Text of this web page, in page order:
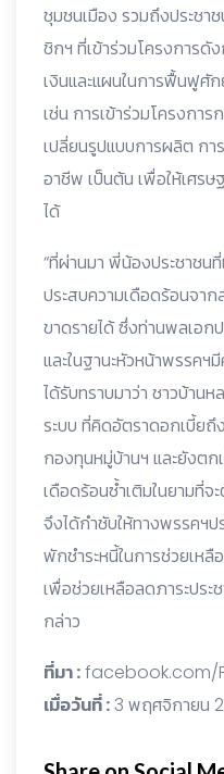
ชุมชนเมือง รวมถึงประชา
ชิกฯ ที่เข้าร่วมโครงการดั
เงินและแผนในการฟื้นฟูศั
เช่น การเข้าร่วมโครงกา
เปลี่ยนรูปแบบการผลิต ก
อาชีพ เป็นต้น เพื่อให้เศร
ได้
“ที่ผ่านมา พี่น้องประชาชน
ประสบความเดือดร้อนจา
ขาดรายได้ ซึ่งท่านพลเอ
และในฐานะหัวหน้าพรรคฯ
ได้รับทราบมาว่า ชาวบ้าน
ระบบ ที่คิดอัตราดอกเบี้ยถึ
กองทุนหมู่บ้านฯ และยังตก
เดือดร้อนซ้ำเติมในยามที่จ
จึงได้กำชับให้ทางพรรคฯป
พักชำระหนี้ในการช่วยเห
เพื่อช่วยเหลือลดภาระประ
กล่าว
ที่มา :facebook.com/
เมื่อวันที่ :3 พฤศจิกายน